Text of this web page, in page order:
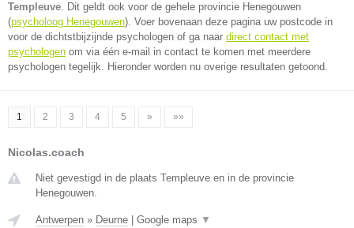
Templeuve. Dit geldt ook voor de gehele provincie Henegouwen
(psycholoog Henegouwen). Voer bovenaan deze pagina uw postcode in
voor de dichtstbijzijnde psychologen of ga naar direct contact met
psychologen om via één e-mail in contact te komen met meerdere
psychologen tegelijk. Hieronder worden nu overige resultaten getoond.
1 2 3 4 5 » »»
Nicolas.coach
Niet gevestigd in de plaats Templeuve en in de provincie
Henegouwen.
Antwerpen » Deurne Google maps ▼